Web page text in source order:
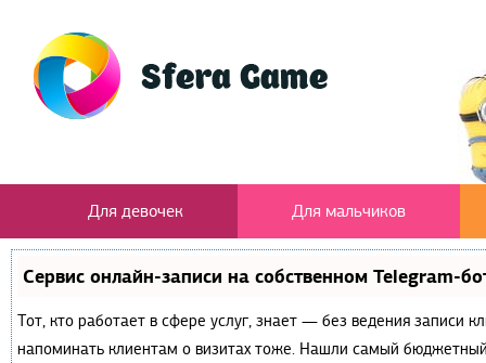
Для девочек Для мальчиков
Сервис онлайн-записи на собственном Telegram-
Тот, кто работает в сфере услуг, знает — без ведения записи
напоминать клиентам о визитах тоже. Нашли самый